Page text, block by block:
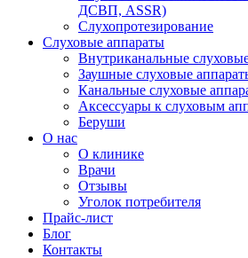
ДСВП, ASSR)
Слухопротезирование
Слуховые аппараты
Внутриканальные
Заушные слуховые
Канальные слуховые
Аксессуары к слуховым
Беруши
О нас
О клинике
Врачи
Отзывы
Уголок потребителя
Прайс-лист
Блог
Контакты